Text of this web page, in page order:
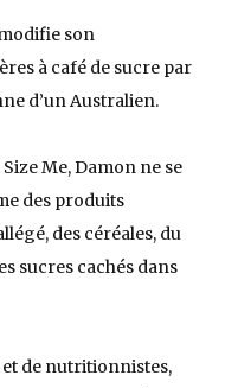
son
à café de sucre par
d’un Australien.
Me, Damon ne se
des produits
des céréales, du
sucres cachés dans
et de nutritionnistes,